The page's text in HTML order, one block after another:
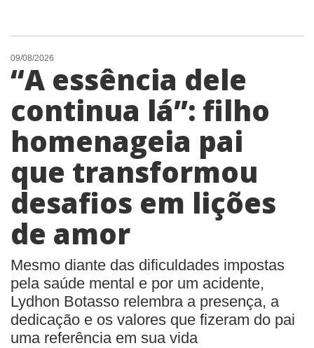
09/08/2026
“A essência dele
continua lá”: filho
homenageia pai
que transformou
desafios em lições
de amor
Mesmo diante das dificuldades impostas
pela saúde mental e por um acidente,
Lydhon Botasso relembra a presença, a
dedicação e os valores que fizeram do pai
uma referência em sua vida